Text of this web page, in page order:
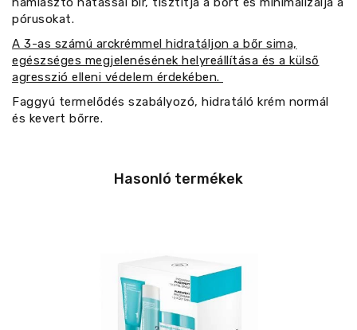
pórusokat.
A 3-as számú arckrémmel hidratáljon a bőr sima,
egészséges megjelenésének helyreállítása és a külső
agresszió elleni védelem érdekében.
Faggyú termelődés szabályozó, hidratáló krém normál
és kevert bőrre.
Hasonló termékek